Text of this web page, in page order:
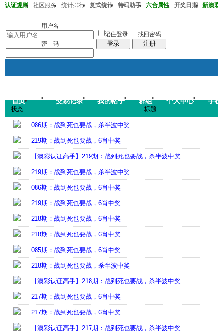
认证规则 社区服务 统计排行 复式统计 特码助手 六合属性 开奖日期
新澳
用户名
密 码
记住登录
登录
找回密码
注册
首页 交易记录 我的帖子 群组 个人中心 手
帖子
码皇总管 说：2026年7月底
状态 标题
086期：战到死也要战，杀半波中奖
219期：战到死也要战，6肖中奖
【澳彩认证高手】219期：战到死也要战，杀半波中奖
219期：战到死也要战，杀半波中奖
086期：战到死也要战，6肖中奖
219期：战到死也要战，6肖中奖
218期：战到死也要战，6肖中奖
218期：战到死也要战，6肖中奖
085期：战到死也要战，6肖中奖
218期：战到死也要战，杀半波中奖
【澳彩认证高手】218期：战到死也要战，杀半波中奖
217期：战到死也要战，6肖中奖
217期：战到死也要战，6肖中奖
【澳彩认证高手】217期：战到死也要战，杀半波中奖